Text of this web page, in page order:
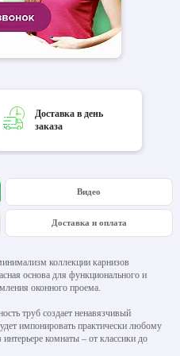
Доставка в день
заказа
Видео
Доставка и оплата
коллекции карнизов
основа для функционального и
оконного проема.
труб создает ненавязчивый
импонировать практически любому
комнаты – от классики до